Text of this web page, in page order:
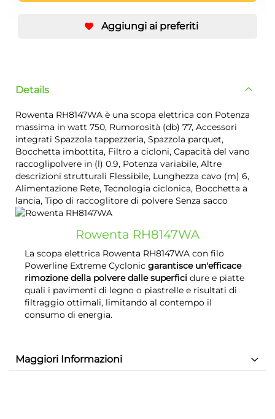
Aggiungi ai preferiti
Details
Rowenta RH8147WA è una scopa elettrica con Potenza
massima in watt 750, Rumorosità (db) 77, Accessori
integrati Spazzola tappezzeria, Spazzola parquet,
Bocchetta imbottita, Filtro a cicloni, Capacità del vano
raccoglipolvere in (l) 0.9, Potenza variabile, Altre
descrizioni strutturali Flessibile, Lunghezza cavo (m) 6,
Alimentazione Rete, Tecnologia ciclonica, Bocchetta a
lancia, Tipo di raccoglitore di polvere Senza sacco
Rowenta RH8147WA
La scopa elettrica Rowenta RH8147WA con filo
Powerline Extreme Cyclonic garantisce un'efficace
rimozione della polvere dalle superfici dure e piatte
quali i pavimenti di legno o piastrelle e risultati di
filtraggio ottimali, limitando al contempo il
consumo di energia.
Maggiori Informazioni